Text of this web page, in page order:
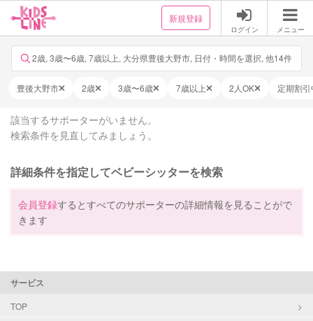
新規登録
ログイン メニュー
2歳, 3歳〜6歳, 7歳以上, 大分県豊後大野市, 日付・時間を選択, 他14件
豊後大野市 2歳 3歳〜6歳 7歳以上 2人OK 定期割引
該当するサポーターがいません。
検索条件を見直してみましょう。
詳細条件を指定してベビーシッターを検索
会員登録するとすべてのサポーターの詳細情報を見ることがで
きます
サービス
TOP